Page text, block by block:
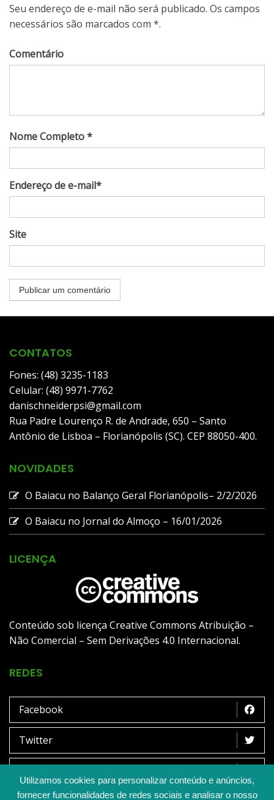
Utilizamos cookies para personalizar conteúdo e anúncios,
fornecer funcionalidades de redes sociais e analisar o nosso
Seu endereço de e-mail não será publicado. Os campos
necessários são marcados com *.
Comentário
Nome Completo *
Endereço de e-mail*
Site
CONTATOS
Fones: (48) 3235-1183
Celular: (48) 9971-7762
danischneiderpsi@gmail.com
Rua Padre Lourenço R. de Andrade, 650 – Santo
Antônio de Lisboa – Florianópolis (SC). CEP 88050-400.
NOVIDADES
O Baiacu no Balanço Geral Florianópolis– 2/2/2026
O Baiacu no Jornal do Almoço – 16/01/2026
LICENÇA
Conteúdo sob licença Creative Commons Atribuição –
Não Comercial – Sem Derivações 4.0 Internacional.
REDES
Facebook
Twitter